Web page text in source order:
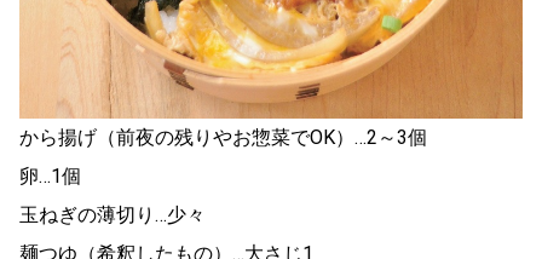
から揚げ（前夜の残りやお惣菜でOK）…2～3個
卵…1個
玉ねぎの薄切り…少々
麺つゆ（希釈したもの）…大さじ1